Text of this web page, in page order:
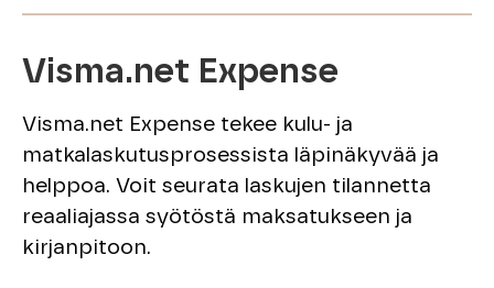
Visma.net Expense
Visma.net Expense tekee kulu- ja
matkalaskutusprosessista läpinäkyvää ja
helppoa. Voit seurata laskujen tilannetta
reaaliajassa syötöstä maksatukseen ja
kirjanpitoon.